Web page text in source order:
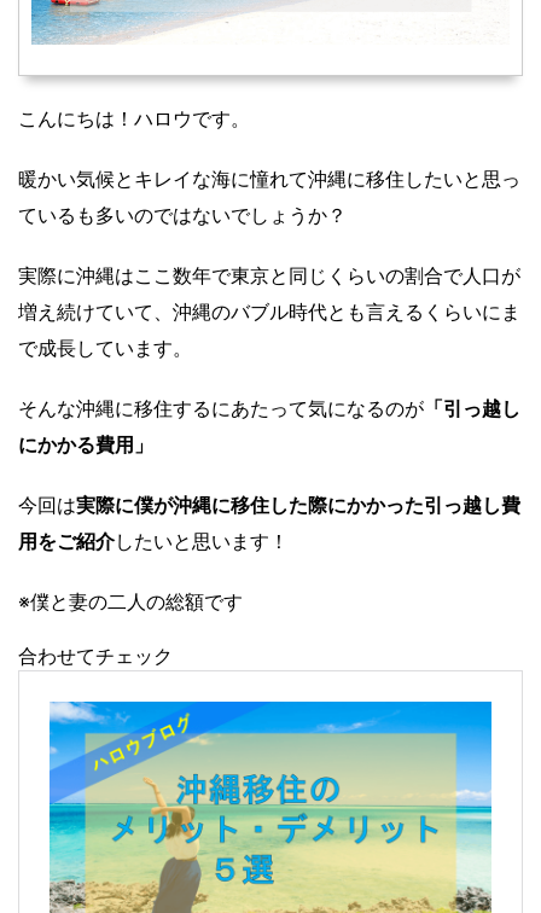
こんにちは！ハロウです。
暖かい気候とキレイな海に憧れて沖縄に移住したいと思っ
ているも多いのではないでしょうか？
実際に沖縄はここ数年で東京と同じくらいの割合で人口が
増え続けていて、沖縄のバブル時代とも言えるくらいにま
で成長しています。
そんな沖縄に移住するにあたって気になるのが 「引っ越し
にかかる費用」
今回は実際に僕が沖縄に移住した際にかかった引っ越し費
用をご紹介したいと思います！
※僕と妻の二人の総額です
合わせてチェック